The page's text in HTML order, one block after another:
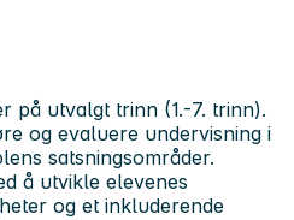
på utvalgt trinn (1.-7. trinn).
og evaluere undervisning i
satsningsområder.
å utvikle elevenes
og et inkluderende